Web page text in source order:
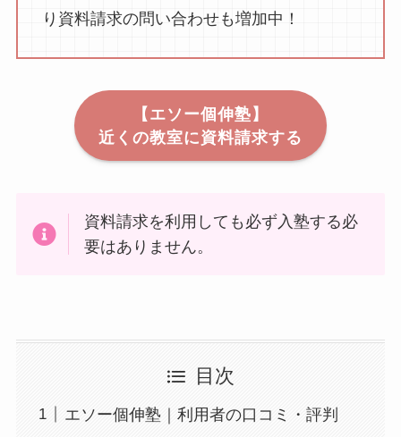
り資料請求の問い合わせも増加中！
【エソー個伸塾】
近くの教室に資料請求する
資料請求を利用しても必ず入塾する必
要はありません。
目次
エソー個伸塾｜利用者の口コミ・評判